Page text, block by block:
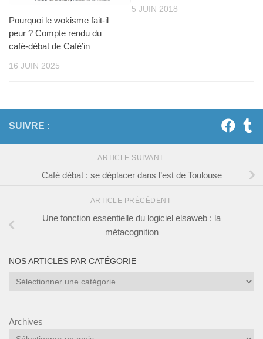
Pourquoi le wokisme fait-il
peur ? Compte rendu du
café-débat de Café’in
16 JUIN 2025
5 JUIN 2018
SUIVRE :
ARTICLE SUIVANT
Café débat : se déplacer dans l’est de Toulouse
ARTICLE PRÉCÉDENT
Une fonction essentielle du logiciel elsaweb : la
métacognition
NOS ARTICLES PAR CATÉGORIE
Nos
catégorie
Archives